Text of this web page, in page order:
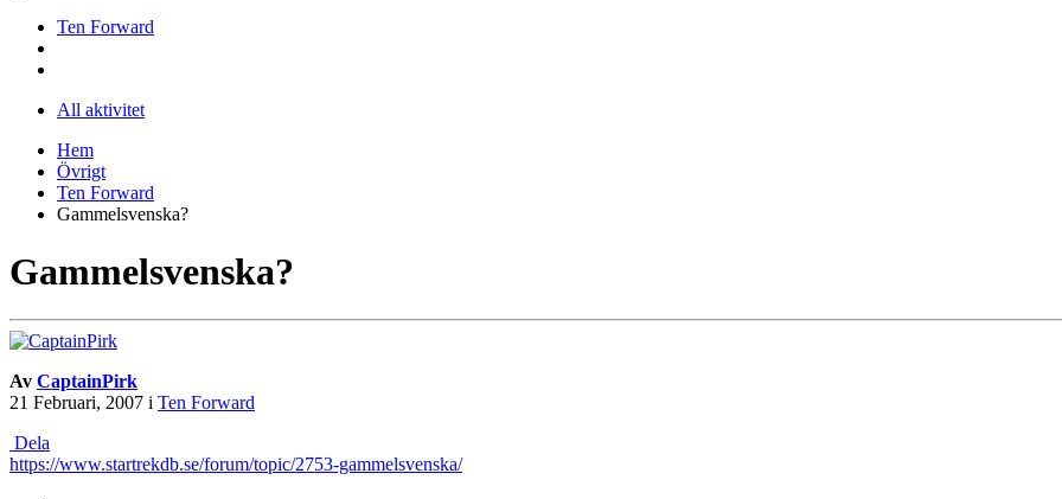
Ten Forward
All aktivitet
Hem
Övrigt
Ten Forward
Gammelsvenska?
Gammelsvenska?
Av CaptainPirk
21 Februari, 2007 i Ten Forward
Dela
https://www.startrekdb.se/forum/topic/2753-gammelsvenska/